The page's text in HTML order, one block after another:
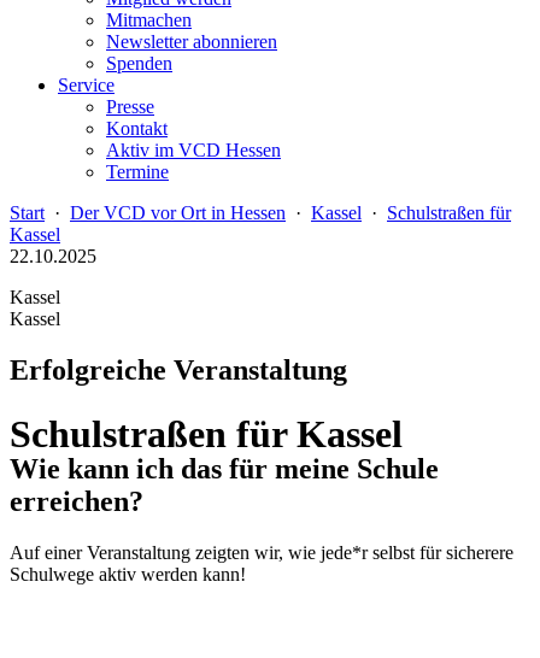
Mitmachen
Newsletter abonnieren
Spenden
Service
Presse
Kontakt
Aktiv im VCD Hessen
Termine
Start · Der VCD vor Ort in Hessen · Kassel · Schulstraßen für
Kassel
22.10.2025
Kassel
Kassel
Erfolgreiche Veranstaltung
Schulstraßen für Kassel
Wie kann ich das für meine Schule
erreichen?
Auf einer Veranstaltung zeigten wir, wie jede*r selbst für sicherere
Schulwege aktiv werden kann!